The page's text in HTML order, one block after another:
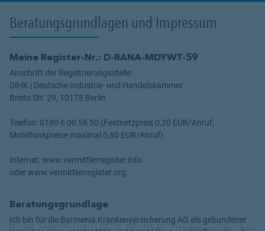
Beratungsgrundlagen und Impressum
Meine Register-Nr.: D-RANA-MDYWT-59
Anschrift der Registrierungsstelle:
DIHK | Deutsche Industrie- und Handelskammer
Breite Str. 29, 10178 Berlin
Telefon: 0180 6 00 58 50 (Festnetzpreis 0,20 EUR/Anruf;
Mobilfunkpreise maximal 0,60 EUR/Anruf)
Internet: www.vermittlerregister.info
oder www.vermittlerregister.org
Beratungsgrundlage
Ich bin für die Barmenia Krankenversicherung AG als gebundener